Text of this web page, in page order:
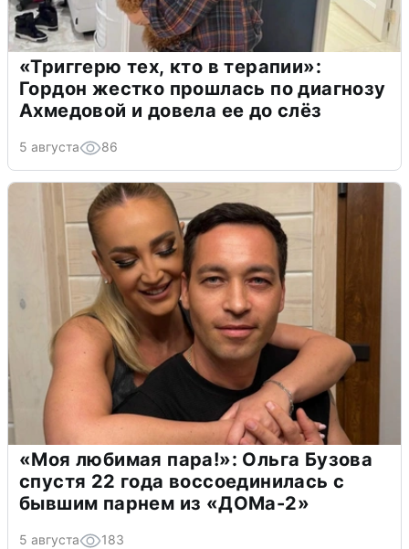
«Триггерю тех, кто в терапии»:
Гордон жестко прошлась по диагнозу
Ахмедовой и довела ее до слёз
5 августа 86
«Моя любимая пара!»: Ольга Бузова
спустя 22 года воссоединилась с
бывшим парнем из «ДОМа-2»
5 августа 183